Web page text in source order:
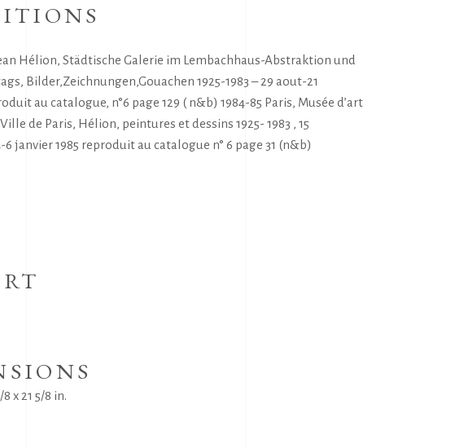
Hélion, Städtische Galerie im Lembachhaus-Abstraktion und
Bilder,Zeichnungen,Gouachen 1925-1983 – 29 aout-21
au catalogue, n°6 page 129 ( n&b) 1984-85 Paris, Musée d’art
de Paris, Hélion, peintures et dessins 1925- 1983 , 15
6 janvier 1985 reproduit au catalogue n° 6 page 31 (n&b)
8 x 21 5/8 in.